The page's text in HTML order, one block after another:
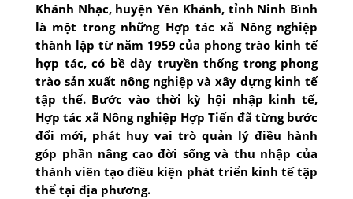
Khánh Nhạc, huyện Yên Khánh, tỉnh Ninh Bình
là một trong những Hợp tác xã Nông nghiệp
thành lập từ năm 1959 của phong trào kinh tế
hợp tác, có bề dày truyền thống trong phong
trào sản xuất nông nghiệp và xây dựng kinh tế
tập thể. Bước vào thời kỳ hội nhập kinh tế,
Hợp tác xã Nông nghiệp Hợp Tiến đã từng bước
đổi mới, phát huy vai trò quản lý điều hành
góp phần nâng cao đời sống và thu nhập của
thành viên tạo điều kiện phát triển kinh tế tập
thể tại địa phương.